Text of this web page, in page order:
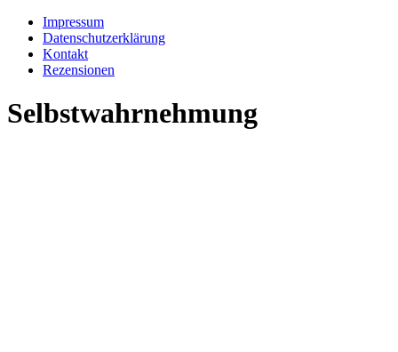
Impressum
Datenschutzerklärung
Kontakt
Rezensionen
Selbstwahrnehmung